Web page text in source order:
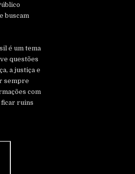
buscam
é um tema
questões
a justiça e
sempre
com
ficar ruins